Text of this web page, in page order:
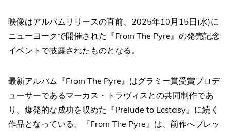
映像はアルバムリリースの直前、2025年10月15日(水)に
ニューヨークで開催された『From The Pyre』の発売記念
イベントで披露されたものとなる。
最新アルバム『From The Pyre』はグラミー賞受賞プロデ
ューサーであるマーカス・トラヴィスとの共同制作であ
り、爆発的な成功を収めた『Prelude to Ecstasy』に続く
作品となっている。『From The Pyre』は、前作へプレッ